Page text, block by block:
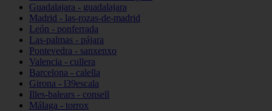
Guadalajara - guadalajara
Madrid - las-rozas-de-madrid
León - ponferrada
Las-palmas - pájara
Pontevedra - sanxenxo
Valencia - cullera
Barcelona - calella
Girona - l39escala
Illes-balears - consell
Málaga - torrox